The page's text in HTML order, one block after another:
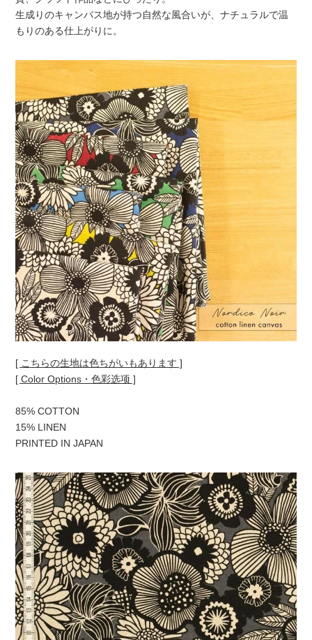
生成りのキャンバス地が持つ自然な風合いが、ナチュラルで温
もりのある仕上がりに。
[ こちらの生地は色ちがいもあります ]
[ Color Options・色彩选项 ]
85% COTTON
15% LINEN
PRINTED IN JAPAN